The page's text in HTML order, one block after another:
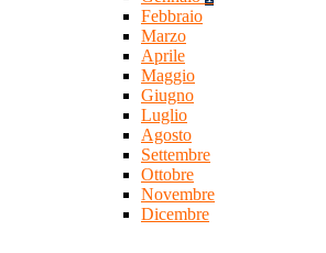
Febbraio
Marzo
Aprile
Maggio
Giugno
Luglio
Agosto
Settembre
Ottobre
Novembre
Dicembre